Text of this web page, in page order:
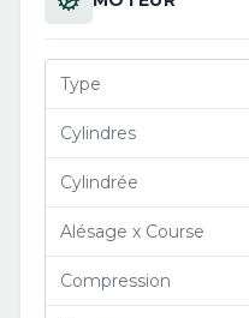
Type
Cylindres
Cylindrée
Alésage x Course
Compression